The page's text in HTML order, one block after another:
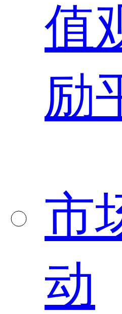
值
励
市
动